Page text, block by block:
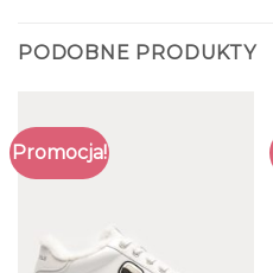
PODOBNE PRODUKTY
Promocja!